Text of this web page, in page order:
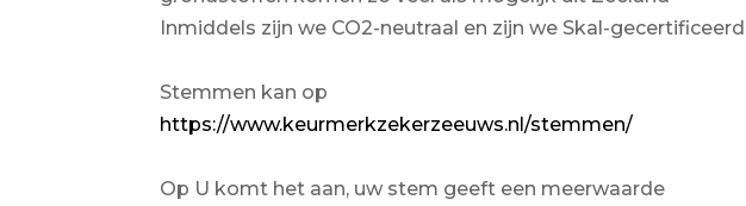
Inmiddels zijn we CO2-neutraal en zijn we Skal-gecertificeerd
Stemmen kan op
https://www.keurmerkzekerzeeuws.nl/stemmen/
Op U komt het aan, uw stem geeft een meerwaarde